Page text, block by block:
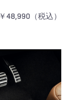
￥48,990（税込）